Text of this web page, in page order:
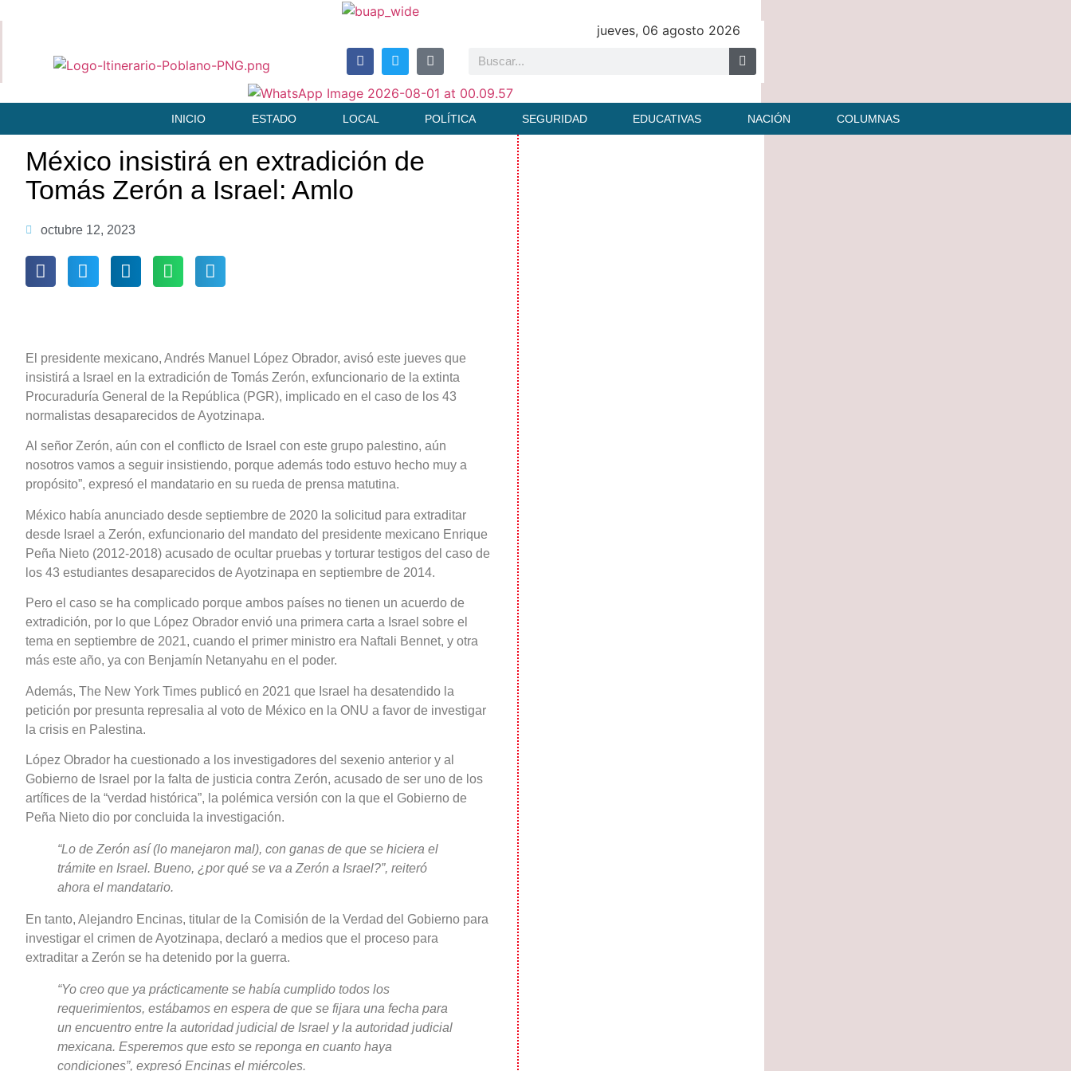
jueves, 06 agosto 2026
INICIO ESTADO LOCAL POLÍTICA SEGURIDAD EDUCATIVAS NACIÓN COLUMNAS
México insistirá en extradición de
Tomás Zerón a Israel: Amlo
octubre 12, 2023
El presidente mexicano, Andrés Manuel López Obrador, avisó este jueves que
insistirá a Israel en la extradición de Tomás Zerón, exfuncionario de la extinta
Procuraduría General de la República (PGR), implicado en el caso de los 43
normalistas desaparecidos de Ayotzinapa.
Al señor Zerón, aún con el conflicto de Israel con este grupo palestino, aún
nosotros vamos a seguir insistiendo, porque además todo estuvo hecho muy a
propósito”, expresó el mandatario en su rueda de prensa matutina.
México había anunciado desde septiembre de 2020 la solicitud para extraditar
desde Israel a Zerón, exfuncionario del mandato del presidente mexicano Enrique
Peña Nieto (2012-2018) acusado de ocultar pruebas y torturar testigos del caso de
los 43 estudiantes desaparecidos de Ayotzinapa en septiembre de 2014.
Pero el caso se ha complicado porque ambos países no tienen un acuerdo de
extradición, por lo que López Obrador envió una primera carta a Israel sobre el
tema en septiembre de 2021, cuando el primer ministro era Naftali Bennet, y otra
más este año, ya con Benjamín Netanyahu en el poder.
Además, The New York Times publicó en 2021 que Israel ha desatendido la
petición por presunta represalia al voto de México en la ONU a favor de investigar
la crisis en Palestina.
López Obrador ha cuestionado a los investigadores del sexenio anterior y al
Gobierno de Israel por la falta de justicia contra Zerón, acusado de ser uno de los
artífices de la “verdad histórica”, la polémica versión con la que el Gobierno de
Peña Nieto dio por concluida la investigación.
“Lo de Zerón así (lo manejaron mal), con ganas de que se hiciera el
trámite en Israel. Bueno, ¿por qué se va a Zerón a Israel?”, reiteró
ahora el mandatario.
En tanto, Alejandro Encinas, titular de la Comisión de la Verdad del Gobierno para
investigar el crimen de Ayotzinapa, declaró a medios que el proceso para
extraditar a Zerón se ha detenido por la guerra.
“Yo creo que ya prácticamente se había cumplido todos los
requerimientos, estábamos en espera de que se fijara una fecha para
un encuentro entre la autoridad judicial de Israel y la autoridad judicial
mexicana. Esperemos que esto se reponga en cuanto haya
condiciones”, expresó Encinas el miércoles.